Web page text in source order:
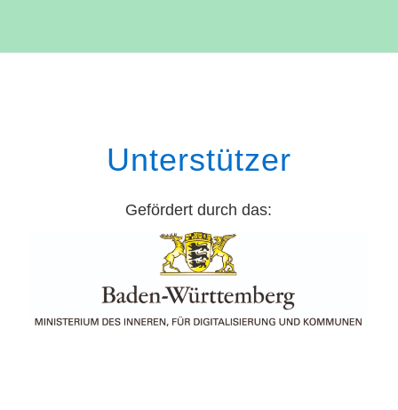
Unterstützer
Gefördert durch das: